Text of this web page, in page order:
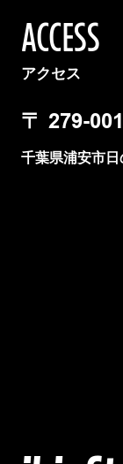
ACCESS
アクセス
〒 279-
千葉県浦安市日